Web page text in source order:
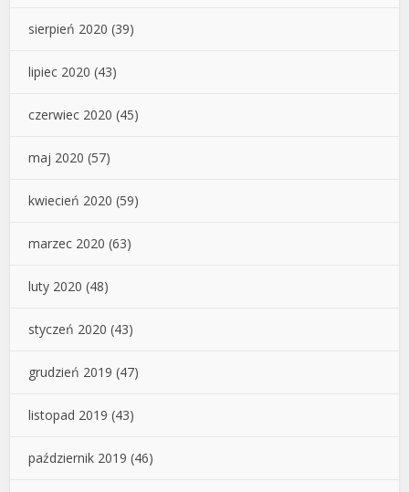
sierpień 2020 (39)
lipiec 2020 (43)
czerwiec 2020 (45)
maj 2020 (57)
kwiecień 2020 (59)
marzec 2020 (63)
luty 2020 (48)
styczeń 2020 (43)
grudzień 2019 (47)
listopad 2019 (43)
październik 2019 (46)